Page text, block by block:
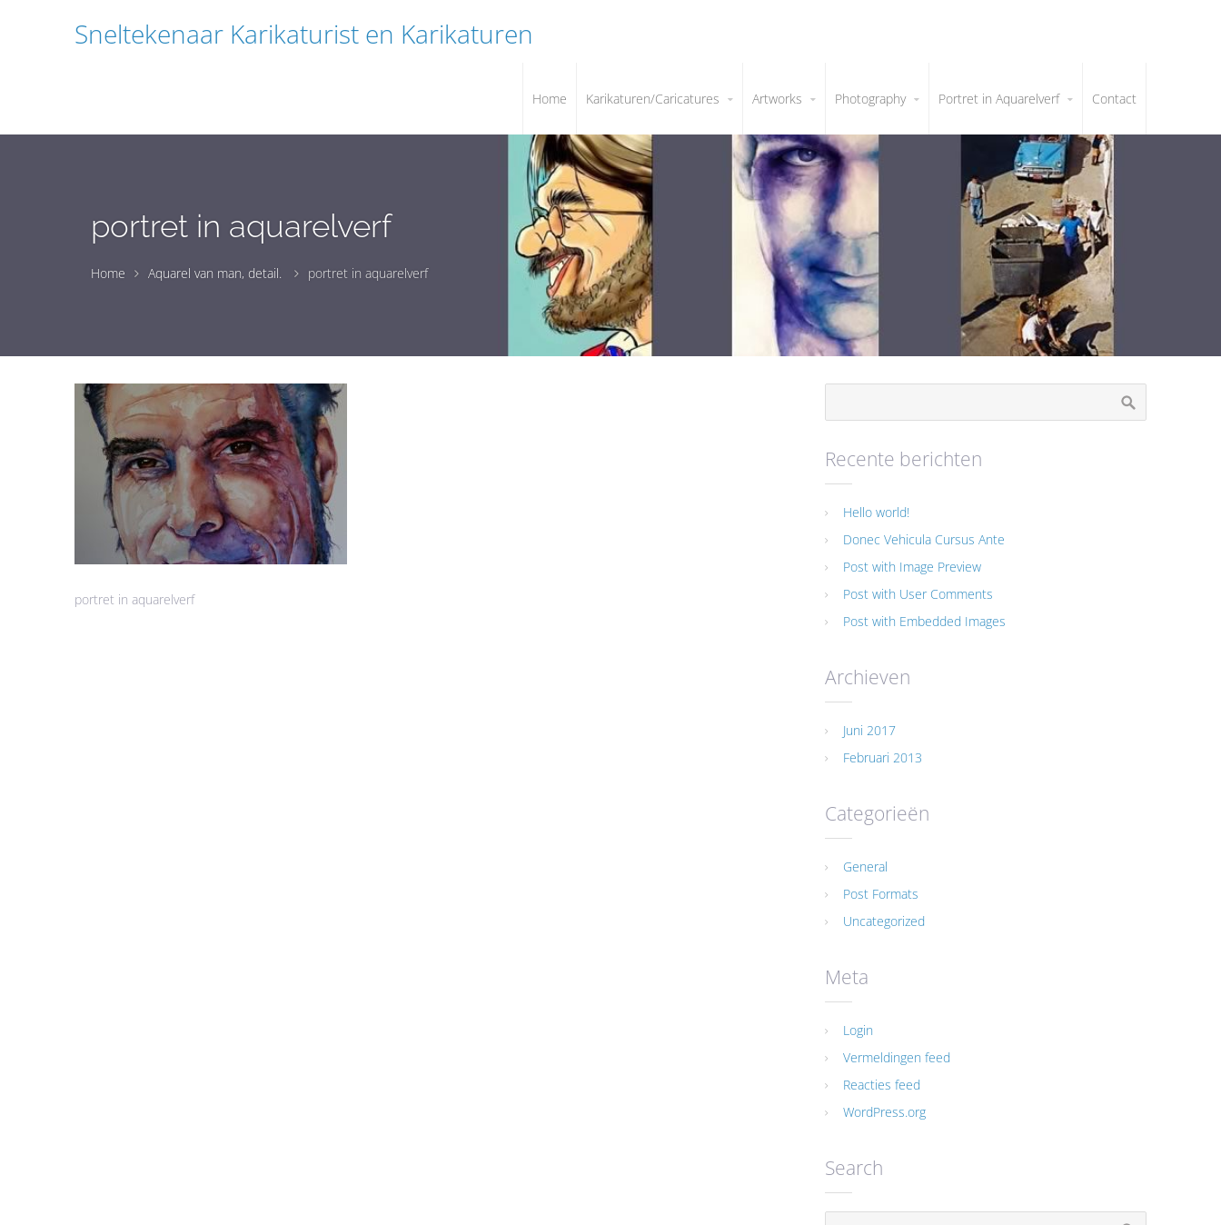
Sneltekenaar Karikaturist en Karikaturen
Home Karikaturen/Caricatures Artworks Photography Portret in Aquarelverf Contact
portret in aquarelverf
Home Aquarel van man, detail. portret in aquarelverf
portret in aquarelverf
Recente berichten
Hello world!
Donec Vehicula Cursus Ante
Post with Image Preview
Post with User Comments
Post with Embedded Images
Archieven
Juni 2017
Februari 2013
Categorieën
General
Post Formats
Uncategorized
Meta
Login
Vermeldingen feed
Reacties feed
WordPress.org
Search